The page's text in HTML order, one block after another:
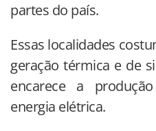
partes do país.
Essas localidades
geração térmica e de
encarece a
energia elétrica.